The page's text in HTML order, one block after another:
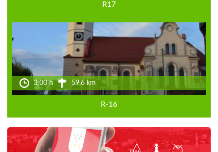
R17
3:00 h 59.6 km
R-16